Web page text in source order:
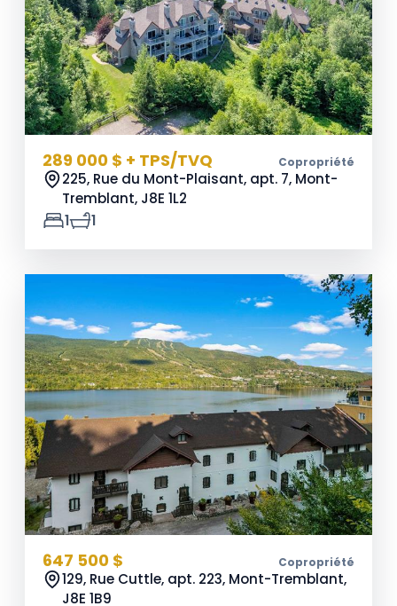
289 000 $ + TPS/TVQ Copropriété
225, Rue du Mont-Plaisant, apt. 7, Mont-
Tremblant, J8E 1L2
1
1
647 500 $ Copropriété
129, Rue Cuttle, apt. 223, Mont-Tremblant,
J8E 1B9